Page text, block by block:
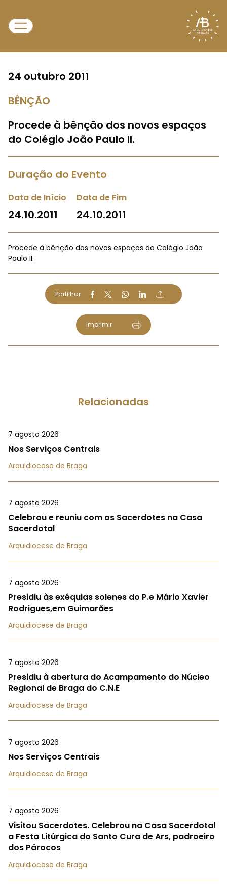
24 outubro 2011
BÊNÇÃO
Procede à bênção dos novos espaços
do Colégio João Paulo II.
Duração do Evento
Data de Início
24.10.2011
Data de Fim
24.10.2011
Procede à bênção dos novos espaços do Colégio João
Paulo II.
Partilhar
Imprimir
Relacionadas
7 agosto 2026
Nos Serviços Centrais
Arquidiocese de Braga
7 agosto 2026
Celebrou e reuniu com os Sacerdotes na Casa
Sacerdotal
Arquidiocese de Braga
7 agosto 2026
Presidiu às exéquias solenes do P.e Mário Xavier
Rodrigues,em Guimarães
Arquidiocese de Braga
7 agosto 2026
Presidiu à abertura do Acampamento do Núcleo
Regional de Braga do C.N.E
Arquidiocese de Braga
7 agosto 2026
Nos Serviços Centrais
Arquidiocese de Braga
7 agosto 2026
Visitou Sacerdotes. Celebrou na Casa Sacerdotal
a Festa Litúrgica do Santo Cura de Ars, padroeiro
dos Párocos
Arquidiocese de Braga